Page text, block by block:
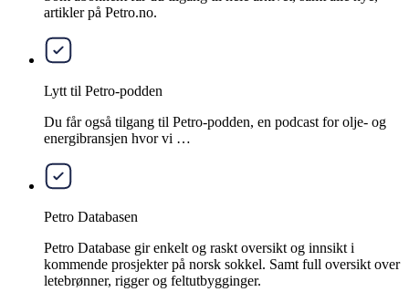
artikler på Petro.no.
Lytt til Petro-podden
Du får også tilgang til Petro-podden, en podcast for olje- og
energibransjen hvor vi …
Petro Databasen
Petro Database gir enkelt og raskt oversikt og innsikt i
kommende prosjekter på norsk sokkel. Samt full oversikt over
letebrønner, rigger og feltutbygginger.